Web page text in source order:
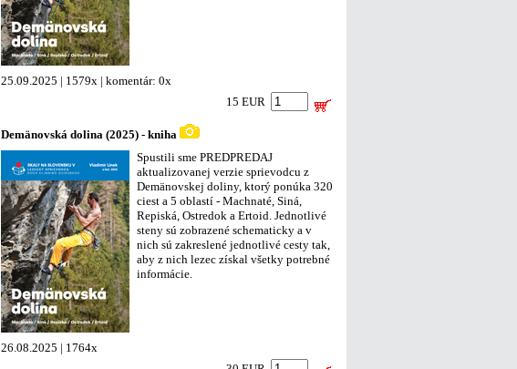
25.09.2025 | 1579x | komentár: 0x
15 EUR
Demänovská dolina (2025) - kniha
Spustili sme PREDPREDAJ
aktualizovanej verzie sprievodcu z
Demänovskej doliny, ktorý ponúka 320
ciest a 5 oblastí - Machnaté, Siná,
Repiská, Ostredok a Ertoid. Jednotlivé
steny sú zobrazené schematicky a v
nich sú zakreslené jednotlivé cesty tak,
aby z nich lezec získal všetky potrebné
informácie.
26.08.2025 | 1764x